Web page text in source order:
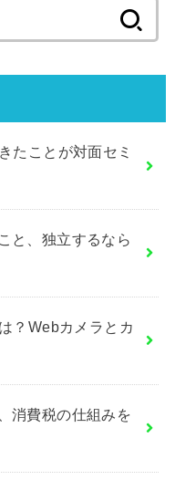
たことが対面セミ
と、独立するなら
？Webカメラとカ
消費税の仕組みを